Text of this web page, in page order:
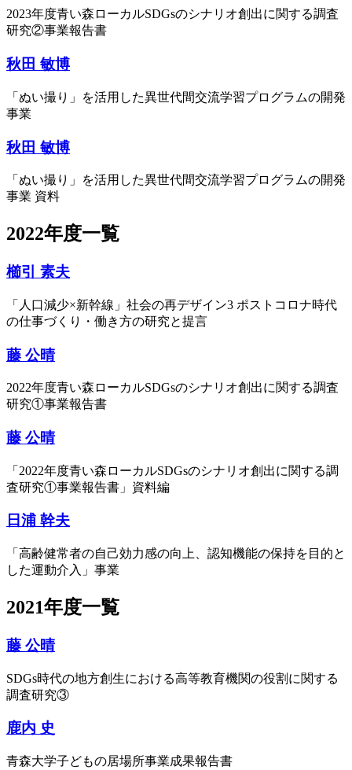
2023年度青い森ローカルSDGsのシナリオ創出に関する調査
研究②事業報告書
秋田 敏博
「ぬい撮り」を活用した異世代間交流学習プログラムの開発
事業
秋田 敏博
「ぬい撮り」を活用した異世代間交流学習プログラムの開発
事業 資料
2022年度一覧
櫛引 素夫
「人口減少×新幹線」社会の再デザイン3 ポストコロナ時代
の仕事づくり・働き方の研究と提言
藤 公晴
2022年度青い森ローカルSDGsのシナリオ創出に関する調査
研究①事業報告書
藤 公晴
「2022年度青い森ローカルSDGsのシナリオ創出に関する調
査研究①事業報告書」資料編
日浦 幹夫
「高齢健常者の自己効力感の向上、認知機能の保持を目的と
した運動介入」事業
2021年度一覧
藤 公晴
SDGs時代の地方創生における高等教育機関の役割に関する
調査研究③
鹿内 史
青森大学子どもの居場所事業成果報告書